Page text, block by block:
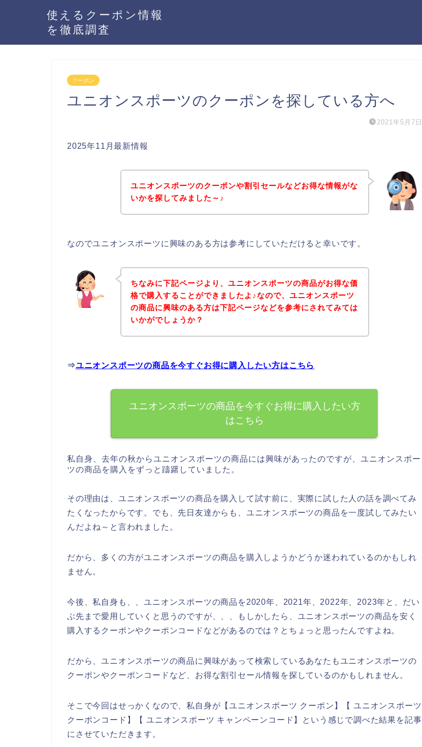
使えるクーポン情報
を徹底調査
クーポン
ユニオンスポーツのクーポンを探している方へ
2021年5月7日
2025年11月最新情報
ユニオンスポーツのクーポンや割引セールなどお得な情報がな
いかを探してみました～♪
なのでユニオンスポーツに興味のある方は参考にしていただけると幸いです。
ちなみに下記ページより、ユニオンスポーツの商品がお得な価
格で購入することができましたよ♪なので、ユニオンスポーツ
の商品に興味のある方は下記ページなどを参考にされてみては
いかがでしょうか？
⇒ユニオンスポーツの商品を今すぐお得に購入したい方はこちら
ユニオンスポーツの商品を今すぐお得に購入したい方
はこちら
私自身、去年の秋からユニオンスポーツの商品には興味があったのですが、ユニオンスポー
ツの商品を購入をずっと躊躇していました。
その理由は、ユニオンスポーツの商品を購入して試す前に、実際に試した人の話を調べてみ
たくなったからです。でも、先日友達からも、ユニオンスポーツの商品を一度試してみたい
んだよね～と言われました。
だから、多くの方がユニオンスポーツの商品を購入しようかどうか迷われているのかもしれ
ません。
今後、私自身も、、ユニオンスポーツの商品を2020年、2021年、2022年、2023年と、だい
ぶ先まで愛用していくと思うのですが、、、もしかしたら、ユニオンスポーツの商品を安く
購入するクーポンやクーポンコードなどがあるのでは？とちょっと思ったんですよね。
だから、ユニオンスポーツの商品に興味があって検索しているあなたもユニオンスポーツの
クーポンやクーポンコードなど、お得な割引セール情報を探しているのかもしれません。
そこで今回はせっかくなので、私自身が【ユニオンスポーツ クーポン】【 ユニオンスポーツ
クーポンコード】【 ユニオンスポーツ キャンペーンコード】という感じで調べた結果を記事
にさせていただきます。